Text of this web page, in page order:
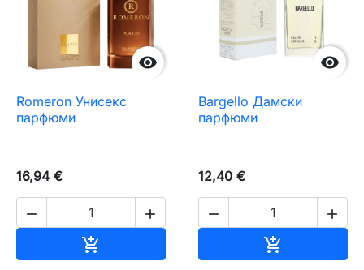

Romeron Унисекс
парфюми
16,94 €
 


Bargello Дамски
парфюми
12,40 €
 
